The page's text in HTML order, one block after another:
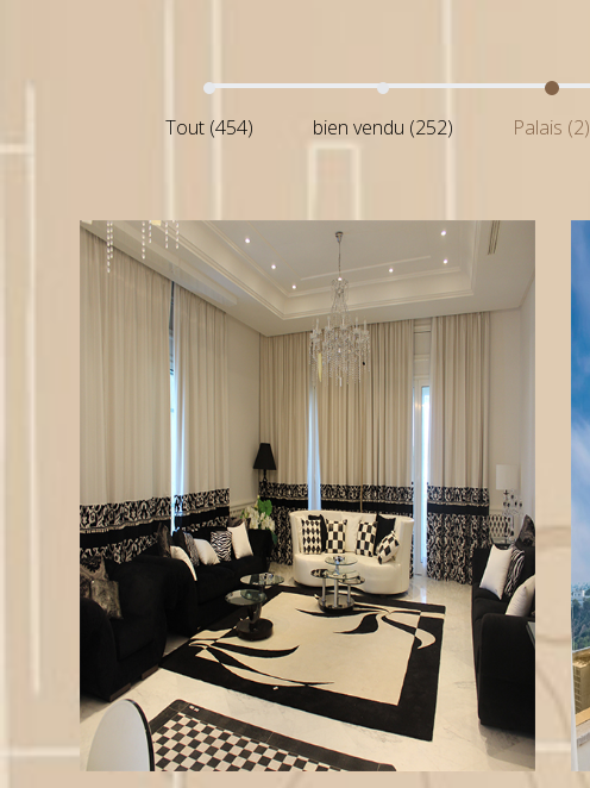
Tout (454) bien vendu (252) Palais (2)